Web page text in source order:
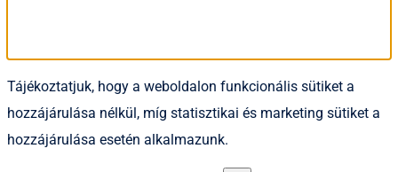
Tájékoztatjuk, hogy a weboldalon funkcionális sütiket a
hozzájárulása nélkül, míg statisztikai és marketing sütiket a
hozzájárulása esetén alkalmazunk.